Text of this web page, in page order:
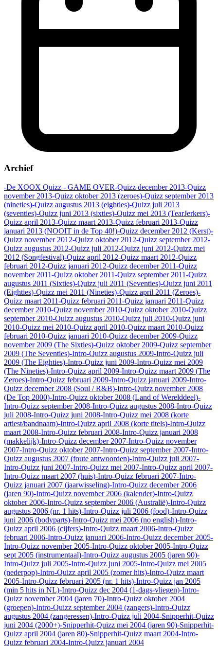
Archief
-De XOOX Quizz - GAME OVER-Quizz december 2013-Quizz
november 2013-Quizz oktober 2013 (zeroes)-Quizz september 2013
(nineties)-Quizz augustus 2013 (eighties)-Quizz juli 2013
(seventies)-Quizz juni 2013 (sixties)-Quizz mei 2013 (TearJerkers)-
Quizz april 2013-Quizz maart 2013-Quizz februari 2013-Quizz
januari 2013 (NOOIT in de Top 40!)-Quizz december 2012 (Kerst)-
Quizz november 2012-Quizz oktober 2012-Quizz september 2012-
Quizz augustus 2012-Quizz juli 2012-Quizz juni 2012-Quizz mei
2012 (Songfestival)-Quizz april 2012-Quizz maart 2012-Quizz
februari 2012-Quizz januari 2012-Quizz december 2011-Quizz
november 2011-Quizz oktober 2011-Quizz september 2011-Quizz
augustus 2011 (Sixties)-Quizz juli 2011 (Seventies)-Quizz juni 2011
(Eighties)-Quizz mei 2011 (Nineties)-Quizz april 2011 (Zeroes)-
Quizz maart 2011-Quizz februari 2011-Quizz januari 2011-Quizz
december 2010-Quizz november 2010-Quizz oktober 2010-Quizz
september 2010-Quizz augustus 2010-Quizz juli 2010-Quizz juni
2010-Quizz mei 2010-Quizz april 2010-Quizz maart 2010-Quizz
februari 2010-Quizz januari 2010-Quizz december 2009-Quizz
november 2009 (The Sixties)-Quizz oktober 2009-Quizz september
2009 (The Seventies)-Intro-Quizz augustus 2009-Intro-Quizz juli
2009 (The Eighties)-Intro-Quizz juni 2009-Intro-Quizz mei 2009
(The Nineties)-Intro-Quizz april 2009-Intro-Quizz maart 2009 (The
Zeroes)-Intro-Quizz februari 2009-Intro-Quizz januari 2009-Intro-
Quizz december 2008 (Soul / R&B)-Intro-Quizz november 2008
(De Top 2000)-Intro-Quizz oktober 2008 (Land of Werelddeel)-
Intro-Quizz september 2008-Intro-Quizz augustus 2008-Intro-Quizz
juli 2008-Intro-Quizz juni 2008-Intro-Quizz mei 2008 (korte
artiest/bandnaam)-Intro-Quizz april 2008 (korte titels)-Intro-Quizz
maart 2008-Intro-Quizz februari 2008-Intro-Quizz januari 2008
(makkelijk)-Intro-Quizz december 2007-Intro-Quizz november
2007-Intro-Quizz oktober 2007-Intro-Quizz september 2007-Intro-
Quizz augustus 2007 (foute antwoorden)-Intro-Quizz juli 2007-
Intro-Quizz juni 2007-Intro-Quizz mei 2007-Intro-Quizz april 2007-
Intro-Quizz maart 2007 (huis)-Intro-Quizz februari 2007-Intro-
Quizz januari 2007 (jaarwisseling)-Intro-Quizz december 2006
(jaren 90)-Intro-Quizz november 2006 (kalender)-Intro-Quizz
oktober 2006-Intro-Quizz september 2006 (Australië)-Intro-Quizz
augustus 2006 (nr. 1 hits)-Intro-Quizz juli 2006 (food)-Intro-Quizz
juni 2006 (bodyparts)-Intro-Quizz mei 2006 (no english)-Intro-
Quizz april 2006 (cijfers)-Intro-Quizz maart 2006-Intro-Quizz
februari 2006-Intro-Quizz januari 2006-Intro-Quizz december 2005-
Intro-Quizz november 2005-Intro-Quizz oktober 2005-Intro-Quizz
sept 2005 (instrumentaal)-Intro-Quizz augustus 2005 (jaren 90)-
Intro-Quizz juli 2005-Intro-Quizz juni 2005-Intro-Quizz mei 2005
(nederpop)-Intro-Quizz april 2005 (zomer hits)-Intro-Quizz maart
2005-Intro-Quizz februari 2005 (nr. 1 hits)-Intro-Quizz jan 2005
(min 5 hits in NL)-Intro-Quizz dec 2004 (1-dags-vliegen)-Intro-
Quizz november 2004 (jaren 70)-Intro-Quizz oktober 2004
(groepen)-Intro-Quizz september 2004 (zangers)-Intro-Quizz
augustus 2004 (zangeressen)-Intro-Quizz juli 2004-Snipperhit-Quizz
juni 2004 (2000+)-Snipperhit-Quizz mei 2004 (jaren 90)-Snipperhit-
Quizz april 2004 (jaren 80)-Snipperhit-Quizz maart 2004-Intro-
Quizz februari 2004-Intro-Quizz januari 2004